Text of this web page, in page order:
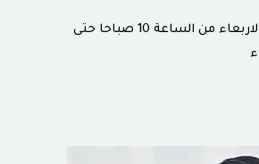
من السبت الى الاربعاء من الساعة 10 صباحا حتى